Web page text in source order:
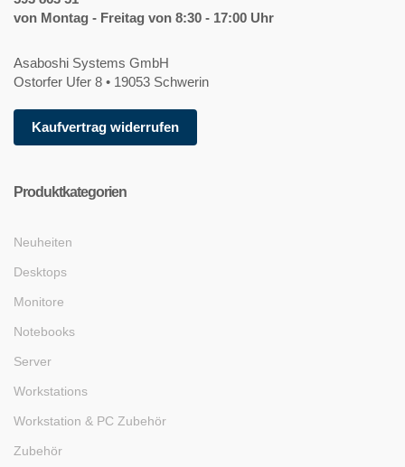
von Montag - Freitag von 8:30 - 17:00 Uhr
Asaboshi Systems GmbH
Ostorfer Ufer 8 • 19053 Schwerin
Kaufvertrag widerrufen
Produktkategorien
Neuheiten
Desktops
Monitore
Notebooks
Server
Workstations
Workstation & PC Zubehör
Zubehör